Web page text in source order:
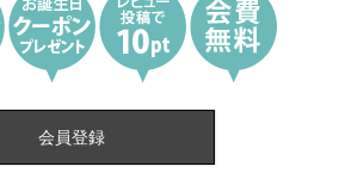
会員登録